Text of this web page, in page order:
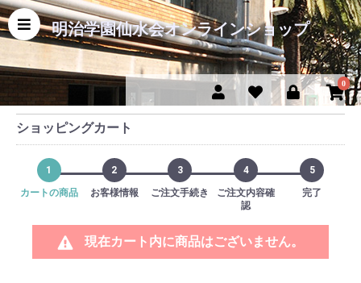
明治学園仙水会オンラインショップ
0
ショッピングカート
1
カートの商品
2
お客様情報
3
ご注文手続き
4
ご注文内容確
認
5
完了
現在カート内に商品はございません。